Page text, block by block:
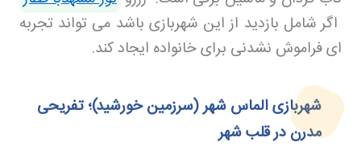
اگر شامل بازدید از این شهربازی باشد می تواند تجربه
ای فراموش نشدنی برای خانواده ایجاد کند.
شهربازی الماس شهر (سرزمین خورشید)؛ تفریحی
مدرن در قلب شهر